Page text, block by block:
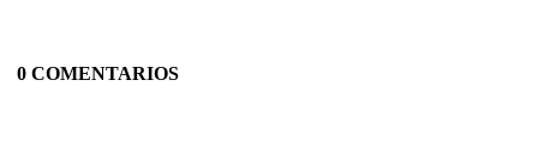
0 COMENTARIOS